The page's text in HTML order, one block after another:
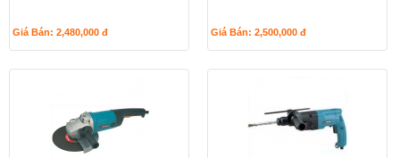
Giá Bán: 2,480,000 đ Giá Bán: 2,500,000 đ